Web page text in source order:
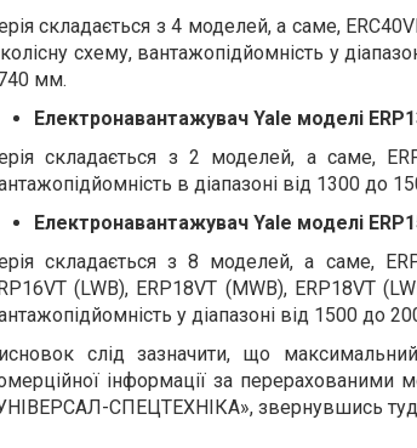
складається з 4 моделей, а саме,
схему, вантажопідйомність у
мм.
Електронавантажувач Yale моделі
складається з 2 моделей, а саме,
в діапазоні від 1300 до
Електронавантажувач Yale моделі
складається з 8 моделей, а саме,
(LWB), ERP18VT (MWB), ERP18VT
у діапазоні від 1500 до
слід зазначити, що
інформації за
СПЕЦТЕХНІКА», звернувшись